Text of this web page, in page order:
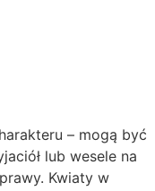
– mogą być
lub wesele na
Kwiaty w